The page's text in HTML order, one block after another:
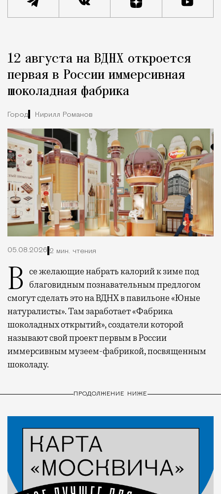
Город
12 августа на ВДНХ откроется
первая в России иммерсивная
шоколадная фабрика
Город Кирилл Романов
05.08.2026 2 мин. чтения
Все желающие набрать калорий к зиме под благовидным познавательным предлогом
смогут сделать это на ВДНХ в павильоне «Юные
натуралисты». Там заработает «Фабрика
шоколадных открытий», создатели которой
называют свой проект первым в России
иммерсивным музеем-фабрикой, посвященным
шоколаду.
ПРОДОЛЖЕНИЕ НИЖЕ